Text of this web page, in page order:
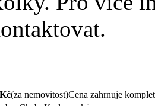
(za nemovitost)Cena zahrnuje